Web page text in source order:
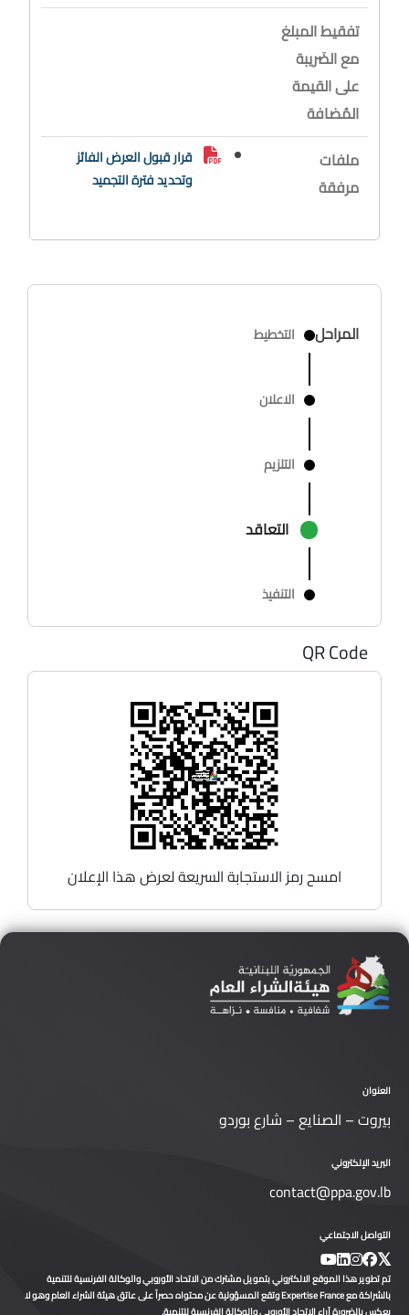
تفقيط المبلغ
مع الضَريبة
على القيمة
المُضافة
ملفات
مرفقة
قرار قبول العرض الفائز
وتحديد فترة التجميد
المراحل التخطيط
الاعلان
التلزيم
التعاقد
التنفيذ
QR Code
امسح رمز الاستجابة السريعة لعرض هذا الإعلان
العنوان
بيروت – الصنايع – شارع بوردو
البريد الإلكتروني
contact@ppa.gov.lb
التواصل الاجتماعي
تم تطوير هذا الموقع الالكتروني بتمويل مشترك من الاتحاد الأوروبي والوكالة الفرنسية للتنمية
بالشراكة مع Expertise France وتقع المسؤولية عن محتواه حصراً على عاتق هيئة الشراء العام وهو لا